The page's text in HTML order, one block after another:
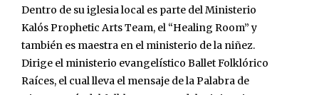
Dentro de su iglesia local es parte del Ministerio
Kalós Prophetic Arts Team, el “Healing Room” y
también es maestra en el ministerio de la niñez.
Dirige el ministerio evangelístico Ballet Folklórico
Raíces, el cual lleva el mensaje de la Palabra de